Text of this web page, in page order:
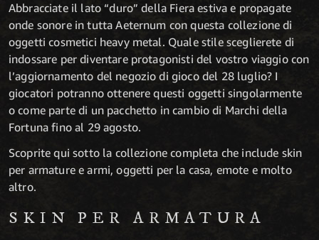
Abbracciate il lato “duro” della Fiera estiva e propagate
onde sonore in tutta Aeternum con questa collezione di
oggetti cosmetici heavy metal. Quale stile sceglierete di
indossare per diventare protagonisti del vostro viaggio con
l’aggiornamento del negozio di gioco del 28 luglio? I
giocatori potranno ottenere questi oggetti singolarmente
o come parte di un pacchetto in cambio di Marchi della
Fortuna fino al 29 agosto.
Scoprite qui sotto la collezione completa che include skin
per armature e armi, oggetti per la casa, emote e molto
altro.
SKIN PER ARMATURA